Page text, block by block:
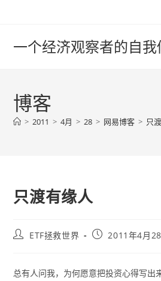
一个经济观察者的自我
博客
> 2011 > 4月 > 28 > 网易博客 > 只
只渡有缘人
PostETF拯救世界
Post2011年4月
总有人问我，为何愿意把投资心得写出